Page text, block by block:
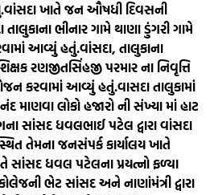
વાંસદા ખાતે જન ઔષધી દિવસની
તાલુકાના ભીનાર ગામે થાણા ડુંગરી ગામે
આવ્યું હતું.વાંસદા, તાલુકાના
રણજીતસિંહજી પરમાર ના નિવૃત્તિ
કરવામાં આવ્યું હતું.વાસદા તાલુકામાં
માણવા લોકો હજારો ની સંખ્યા માં હાટ
સાંસદ ધવલભાઈ પટેલ દ્વારા વાંસદા
તેમના જનસંપર્ક કાર્યાલય ખાતે
સાંસદ ધવલ પટેલના પ્રયત્નો ફળ્યા
કોલેજની ભેટ સાંસદ અને નાણાંમંત્રી દ્વારા